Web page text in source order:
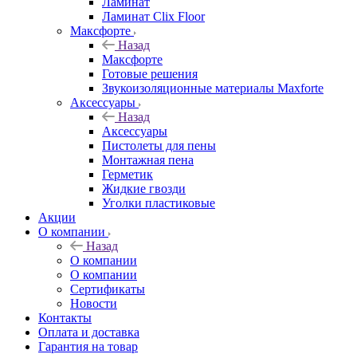
Ламинат Clix Floor
Максфорте
Назад
Максфорте
Готовые решения
Звукоизоляционные материалы Maxforte
Аксессуары
Назад
Аксессуары
Пистолеты для пены
Монтажная пена
Герметик
Жидкие гвозди
Уголки пластиковые
Акции
О компании
Назад
О компании
О компании
Сертификаты
Новости
Контакты
Оплата и доставка
Гарантия на товар